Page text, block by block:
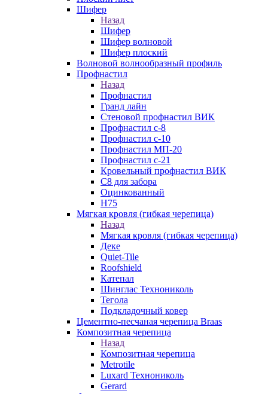
Шифер
Назад
Шифер
Шифер волновой
Шифер плоский
Волновой волнообразный профиль
Профнастил
Назад
Профнастил
Гранд лайн
Стеновой профнастил ВИК
Профнастил с-8
Профнастил с-10
Профнастил МП-20
Профнастил с-21
Кровельный профнастил ВИК
С8 для забора
Оцинкованный
Н75
Мягкая кровля (гибкая черепица)
Назад
Мягкая кровля (гибкая черепица)
Деке
Quiet-Tile
Roofshield
Катепал
Шинглас Технониколь
Тегола
Подкладочный ковер
Цементно-песчаная черепица Braas
Композитная черепица
Назад
Композитная черепица
Metrotile
Luxard Технониколь
Gerard